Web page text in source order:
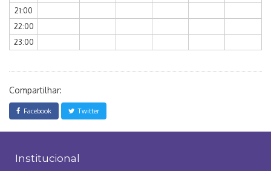
21:00
22:00
23:00
Compartilhar:
Facebook Twitter
Institucional